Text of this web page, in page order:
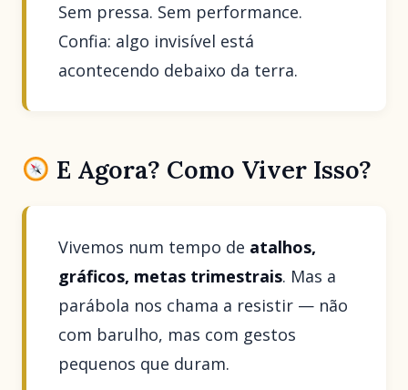
Sem pressa. Sem performance.
Confia: algo invisível está
acontecendo debaixo da terra.
E Agora? Como Viver Isso?
Vivemos num tempo de atalhos,
gráficos, metas trimestrais. Mas a
parábola nos chama a resistir — não
com barulho, mas com gestos
pequenos que duram.